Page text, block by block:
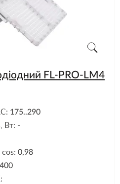
FL-PRO-LM4
175..290
Вт: -
cos: 0,98